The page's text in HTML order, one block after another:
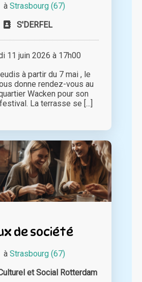
Strasbourg (67)
S'DERFEL
11 juin 2026 à 17h00
à partir du 7 mai , le
donne rendez-vous au
Wacken pour son
La terrasse se [...]
de société
Strasbourg (67)
et Social Rotterdam